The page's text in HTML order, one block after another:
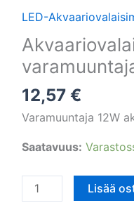
LED-
12,57 €
Varamuuntaja 12W
Saatavuus:
Akvaariovalaisin
LED
Lisää